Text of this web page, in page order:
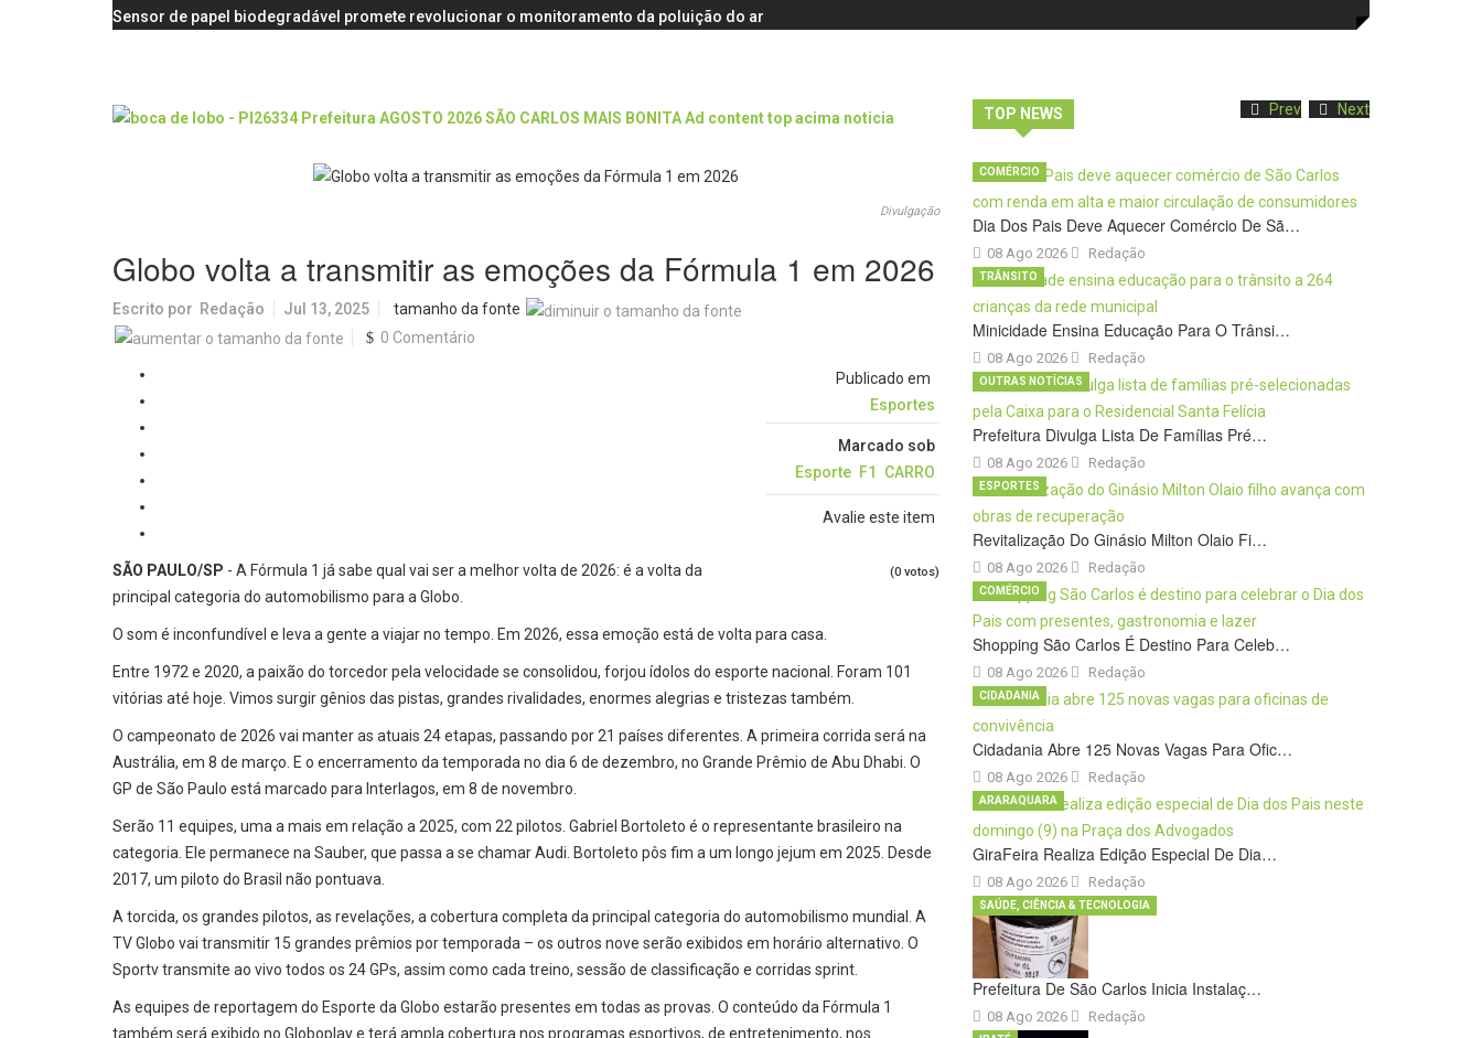
Sensor de papel biodegradável promete revolucionar o monitoramento da poluição do ar
Divulgação
Globo volta a transmitir as emoções da Fórmula 1 em 2026
Escrito por Redação Jul 13, 2025
tamanho da fonte
0 Comentário
Publicado em
Esportes
Marcado sob
Esporte F1 CARRO
Avalie este item
(0 votos)
SÃO PAULO/SP - A Fórmula 1 já sabe qual vai ser a melhor volta de 2026: é a volta da
principal categoria do automobilismo para a Globo.
O som é inconfundível e leva a gente a viajar no tempo. Em 2026, essa emoção está de volta para casa.
Entre 1972 e 2020, a paixão do torcedor pela velocidade se consolidou, forjou ídolos do esporte nacional. Foram 101
vitórias até hoje. Vimos surgir gênios das pistas, grandes rivalidades, enormes alegrias e tristezas também.
O campeonato de 2026 vai manter as atuais 24 etapas, passando por 21 países diferentes. A primeira corrida será na
Austrália, em 8 de março. E o encerramento da temporada no dia 6 de dezembro, no Grande Prêmio de Abu Dhabi. O
GP de São Paulo está marcado para Interlagos, em 8 de novembro.
Serão 11 equipes, uma a mais em relação a 2025, com 22 pilotos. Gabriel Bortoleto é o representante brasileiro na
categoria. Ele permanece na Sauber, que passa a se chamar Audi. Bortoleto pôs fim a um longo jejum em 2025. Desde
2017, um piloto do Brasil não pontuava.
A torcida, os grandes pilotos, as revelações, a cobertura completa da principal categoria do automobilismo mundial. A
TV Globo vai transmitir 15 grandes prêmios por temporada – os outros nove serão exibidos em horário alternativo. O
Sportv transmite ao vivo todos os 24 GPs, assim como cada treino, sessão de classificação e corridas sprint.
As equipes de reportagem do Esporte da Globo estarão presentes em todas as provas. O conteúdo da Fórmula 1
também será exibido no Globoplay e terá ampla cobertura nos programas esportivos, de entretenimento, nos
TOP NEWS Prev Next
Dia Dos Pais Deve Aquecer Comércio De Sã…
08 Ago 2026
COMÉRCIO
Redação
Minicidade Ensina Educação Para O Trânsi…
08 Ago 2026
TRÂNSITO
Redação
Prefeitura Divulga Lista De Famílias Pré…
08 Ago 2026
OUTRAS NOTÍCIAS
Redação
Revitalização Do Ginásio Milton Olaio Fi…
08 Ago 2026
ESPORTES
Redação
Shopping São Carlos É Destino Para Celeb…
08 Ago 2026
COMÉRCIO
Redação
Cidadania Abre 125 Novas Vagas Para Ofic…
08 Ago 2026
CIDADANIA
Redação
GiraFeira Realiza Edição Especial De Dia…
08 Ago 2026
ARARAQUARA
Redação
Prefeitura De São Carlos Inicia Instalaç…
08 Ago 2026
SAÚDE, CIÊNCIA & TECNOLOGIA
Redação